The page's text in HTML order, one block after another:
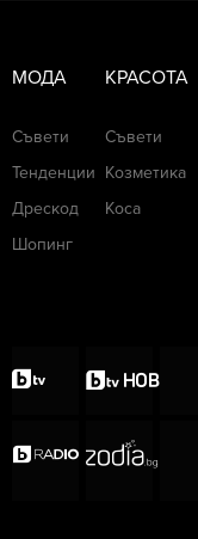
МОДА
Съвети
Тенденции
Дрескод
Шопинг
КРАСОТА
Съвети
Козметика
Коса